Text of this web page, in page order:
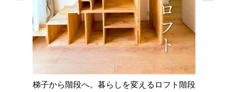
梯子から階段へ。暮らしを変えるロフト階段